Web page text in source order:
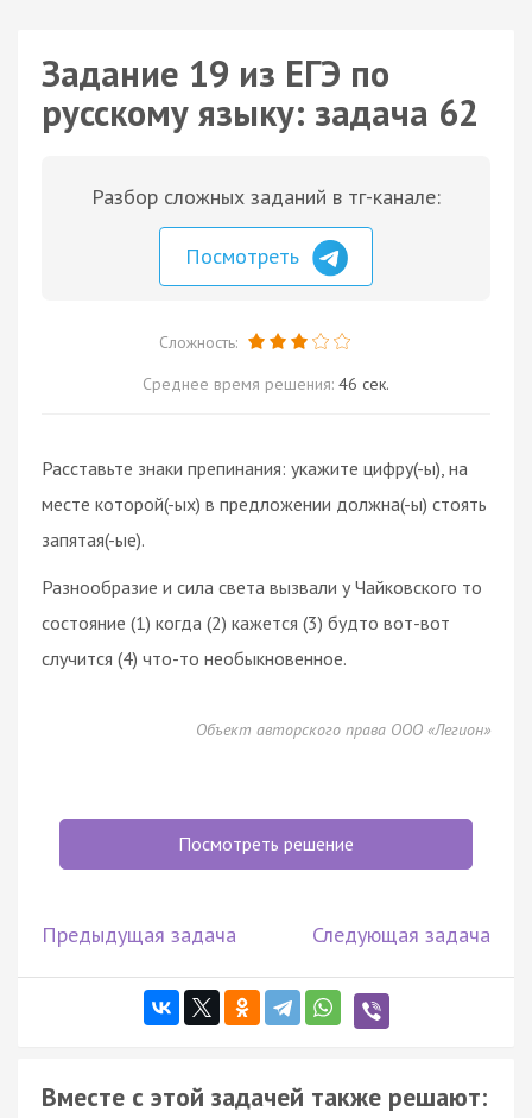
Задание 19 из ЕГЭ по
русскому языку: задача 62
Разбор сложных заданий в тг-канале:
Посмотреть
Сложность:
Среднее время решения: 46 сек.
Расставьте знаки препинания: укажите цифру(-ы), на
месте которой(-ых) в предложении должна(-ы) стоять
запятая(-ые).
Разнообразие и сила света вызвали у Чайковского то
состояние (1) когда (2) кажется (3) будто вот-вот
случится (4) что-то необыкновенное.
Объект авторского права ООО «Легион»
Посмотреть решение
Предыдущая задача Следующая задача
Вместе с этой задачей также решают: